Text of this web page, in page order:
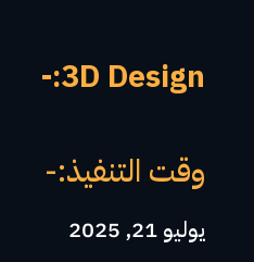
3D Design:-
وقت التنفيذ:-
يوليو 21, 2025